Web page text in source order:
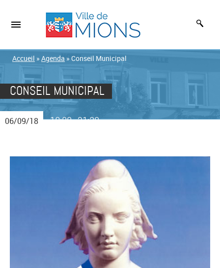
Accueil » Agenda » Conseil Municipal
CONSEIL MUNICIPAL
06/09/18 19:00-21:30